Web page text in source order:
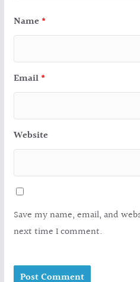
Name *
Email *
Website
Save my name, email, and
next time I comment.